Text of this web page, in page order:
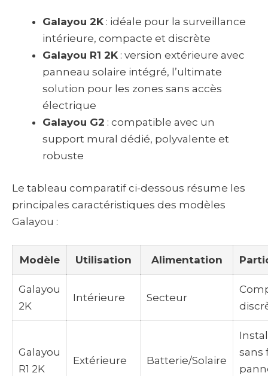
Galayou 2K : idéale pour la surveillance
intérieure, compacte et discrète
Galayou R1 2K : version extérieure avec
panneau solaire intégré, l’ultimate
solution pour les zones sans accès
électrique
Galayou G2 : compatible avec un
support mural dédié, polyvalente et
robuste
Le tableau comparatif ci-dessous résume les
principales caractéristiques des modèles
Galayou :
Modèle Utilisation Alimentation
Galayou
2K
Intérieure Secteur
Galayou
R1 2K
Extérieure Batterie/Solaire
sans